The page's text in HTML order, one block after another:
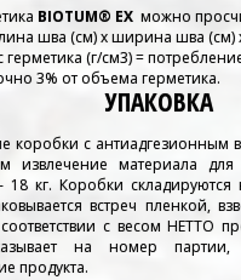
BIOTUM® EX можно
шва (см) х ширина шва (см)
герметика (г/см3) =
3% от объема герметика.
УПАКОВКА
коробки с антиадгезионным
извлечение материала для
18 кг. Коробки
встреч пленкой,
с весом НЕТТО
на номер
продукта.